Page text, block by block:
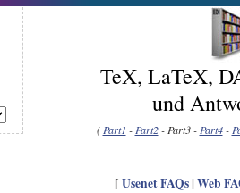
TeX, LaTeX,
und
( Part1 - Part2- Part3 - Part4-
[ Usenet FAQs| Web